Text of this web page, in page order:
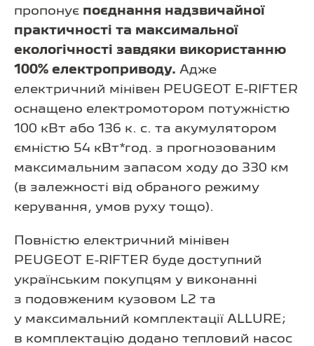
пропонує поєднання надзвичайної
практичності та максимальної
екологічності завдяки використанню
100% електроприводу. Адже
електричний мінівен PEUGEOT E-RIFTER
оснащено електромотором потужністю
100 кВт або 136 к. с. та акумулятором
ємністю 54 кВт*год. з прогнозованим
максимальним запасом ходу до 330 км
(в залежності від обраного режиму
керування, умов руху тощо).
Повністю електричний мінівен
PEUGEOT E-RIFTER буде доступний
українським покупцям у виконанні
з подовженим кузовом L2 та
у максимальний комплектації ALLURE;
в комплектацію додано тепловий насос